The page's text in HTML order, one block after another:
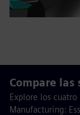
Compare
Explore los cuatro
Manufacturing: